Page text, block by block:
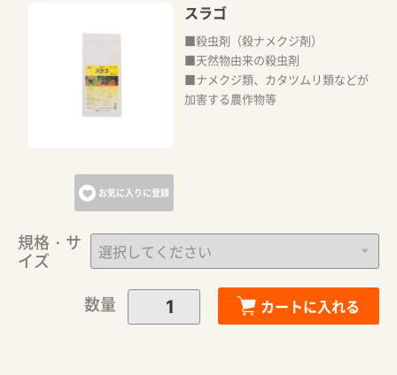
お気に入りに登録
スラゴ
■殺虫剤（殺ナメクジ剤）
■天然物由来の殺虫剤
■ナメクジ類、カタツムリ類などが
加害する農作物等
規格・サ
イズ
数量
カートに入れる